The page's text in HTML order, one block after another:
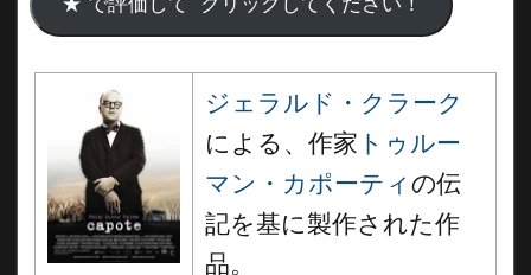
ジェラルド・クラーク
による、作家 トゥルー
マン・カポーティ の伝
記を基に製作された作
品。